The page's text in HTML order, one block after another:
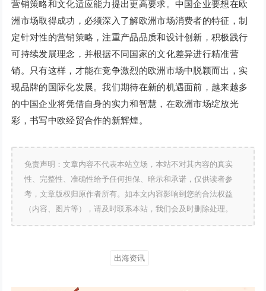
营销策略和文化适应能力提出更高要求。中国企业要想在欧
洲市场取得成功，必须深入了解欧洲市场消费者的特征，制
定针对性的营销策略，注重产品品质和设计创新，积极践行
可持续发展理念，并根据不同国家的文化差异进行精准营
销。只有这样，才能在竞争激烈的欧洲市场中脱颖而出，实
现品牌的国际化发展。我们期待在新的机遇面前，越来越多
的中国企业将凭借自身的实力和智慧，在欧洲市场绽放光
彩，书写中欧经贸合作的新辉煌。
免责声明：文章内容不代表本站立场，本站不对其内容的真实
性、完整性、准确性给予任何担保、暗示和承诺，仅供读者参
考，文章版权归原作者所有。如本文内容影响到您的合法权益
（内容、图片等），请及时联系本站，我们会及时删除处理。
出海资讯